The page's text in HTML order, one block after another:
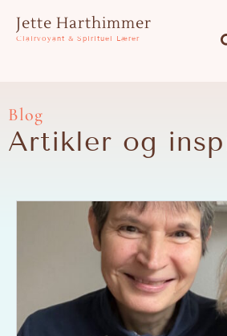
indholdet
Jette Harthimmer
Clairvoyant & Spirituel Lærer
Blog
Artikler og
SideSide